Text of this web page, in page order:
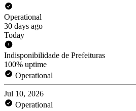
Operational
30 days ago
Today
Indisponibilidade de Prefeituras
100% uptime
Operational
Jul 10, 2026
Operational